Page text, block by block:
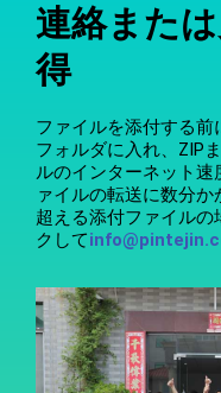
連絡また
得
ファイルを添付する
フォルダに入れ、ZIP
ルのインターネット
ァイルの転送に数分
超える添付ファイル
クして